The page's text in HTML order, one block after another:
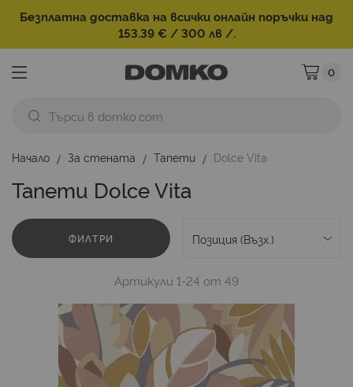
Безплатна доставка на всички онлайн поръчки над
153.39 € / 300 лв /.
Моята
0
Начало За стената Тапети Dolce Vita
Тапети Dolce Vita
ФИЛТРИ
Артикули 1-24 от 49